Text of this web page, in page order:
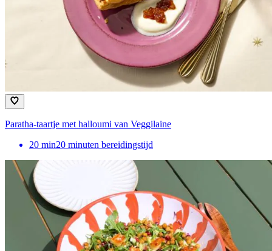
Paratha-taartje met halloumi van Veggilaine
20 min20 minuten bereidingstijd